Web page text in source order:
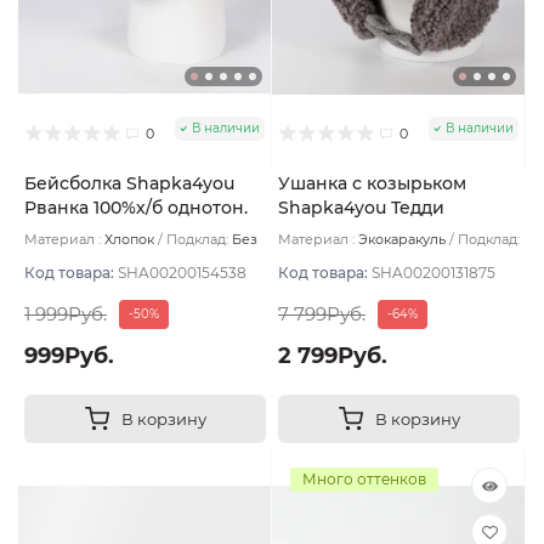
0 В наличии
Бейсболка Shapka4you
Рванка 100%х/б однотон.
джинс тонк цвет Чёрный
Материал : Хлопок Подклад: Без
Код товара: SHA00200154538
1 999Руб. -50%
999Руб.
В корзину
0 В наличии
Ушанка с козырьком
Shapka4you Тедди
козырек цвет Серый
Материал : Экокаракуль
Подклад:
Код товара: SHA00200131875
7 799Руб. -64%
2 799Руб.
В корзину
Много оттенков